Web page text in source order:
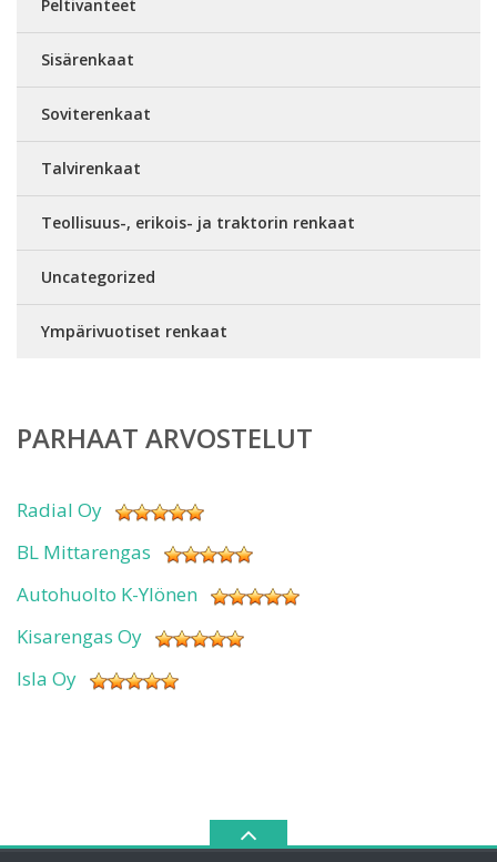
Peltivanteet
Sisärenkaat
Soviterenkaat
Talvirenkaat
Teollisuus-, erikois- ja traktorin renkaat
Uncategorized
Ympärivuotiset renkaat
PARHAAT ARVOSTELUT
Radial Oy
BL Mittarengas
Autohuolto K-Ylönen
Kisarengas Oy
Isla Oy